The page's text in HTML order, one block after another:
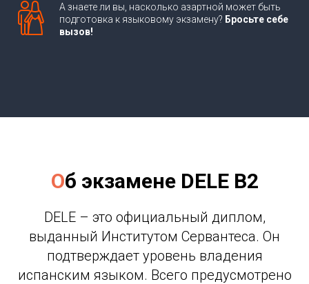
А знаете ли вы, насколько азартной может быть
подготовка к языковому экзамену? Бросьте себе
вызов!
Об экзамене DELE B2
DELE – это официальный диплом,
выданный Институтом Сервантеса. Он
подтверждает уровень владения
испанским языком. Всего предусмотрено